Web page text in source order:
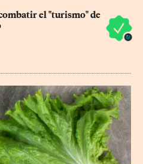
el "turismo" de